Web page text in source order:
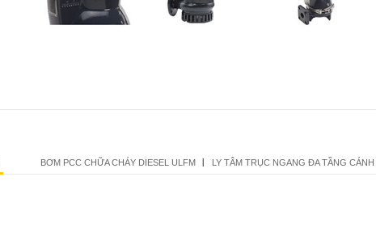
BƠM PCC CHỮA CHÁY DIESEL ULFM LY TÂM TRỤC NGANG ĐA TẦNG CÁNH